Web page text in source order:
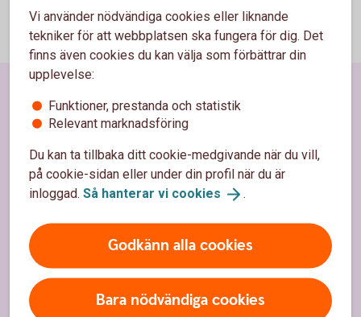
Vi använder nödvändiga cookies eller liknande
tekniker för att webbplatsen ska fungera för dig. Det
finns även cookies du kan välja som förbättrar din
upplevelse:
Funktioner, prestanda och statistik
Relevant marknadsföring
Du kan ta tillbaka ditt cookie-medgivande när du vill,
på cookie-sidan eller under din profil när du är
inloggad. Så hanterar vi cookies .
Godkänn alla cookies
Bara nödvändiga cookies
Sidfot
Hitta snabbt
Spärrhjälp
Hitta bankkontor
Bli kund
Priser, räntor och kurser